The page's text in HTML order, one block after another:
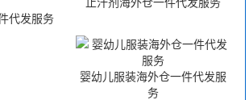
代发服务
婴幼儿服装海外仓一件代发服
务